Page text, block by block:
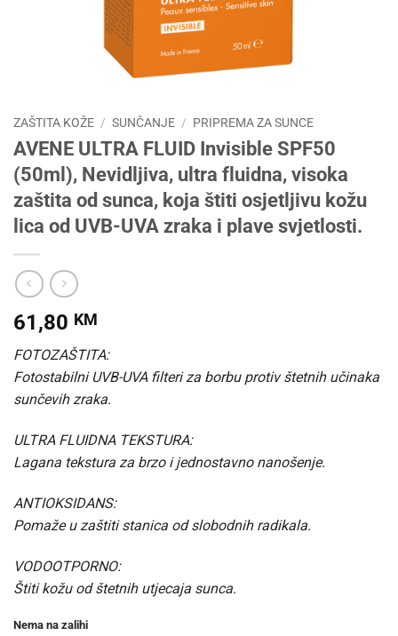
ZAŠTITA KOŽE / SUNČANJE / PRIPREMA ZA SUNCE
AVENE ULTRA FLUID Invisible SPF50
(50ml), Nevidljiva, ultra fluidna, visoka
zaštita od sunca, koja štiti osjetljivu kožu
lica od UVB-UVA zraka i plave svjetlosti.
61,80 KM
FOTOZAŠTITA:
Fotostabilni UVB-UVA filteri za borbu protiv štetnih učinaka
sunčevih zraka.
ULTRA FLUIDNA TEKSTURA:
Lagana tekstura za brzo i jednostavno nanošenje.
ANTIOKSIDANS:
Pomaže u zaštiti stanica od slobodnih radikala.
VODOOTPORNO:
Štiti kožu od štetnih utjecaja sunca.
Nema na zalihi